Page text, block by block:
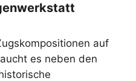
auf
es neben den